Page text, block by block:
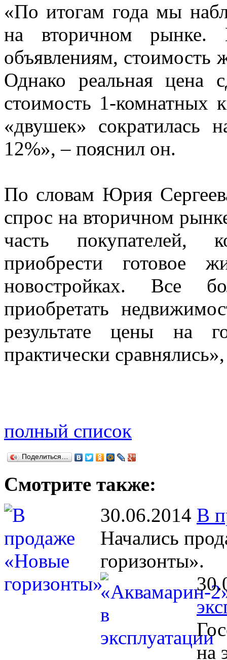
«По итогам года мы
на вторичном рынке.
объявлениям, стоимость
Однако реальная цена
стоимость 1-комнатных
«двушек»
12%», – пояснил он.
По словам Юрия
спрос на вторичном
часть покупателей,
приобрести готовое
новостройках. Все
приобретать
результате цены на
практически
полный список
Поделиться…
Смотрите также:
30.06.2014 В
Начались
горизонты».
на